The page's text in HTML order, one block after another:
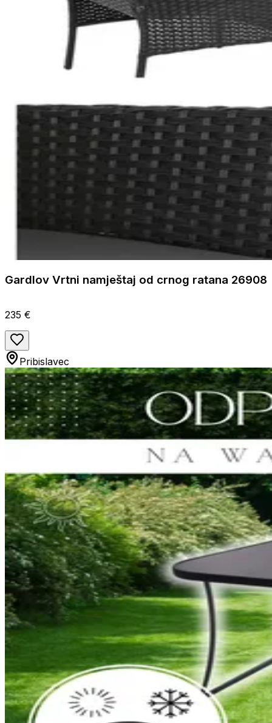
Gardlov Vrtni namještaj od crnog ratana 26908
235 €
Pribislavec